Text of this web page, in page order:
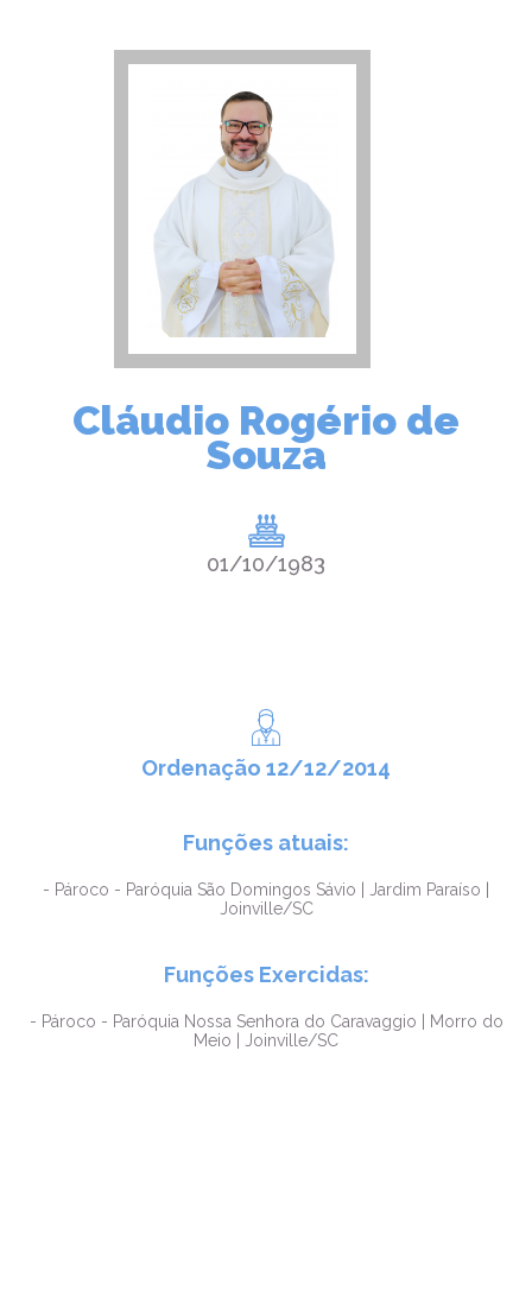
Cláudio Rogério de
Souza
01/10/1983
Ordenação 12/12/2014
Funções atuais:
- Pároco - Paróquia São Domingos Sávio | Jardim Paraíso |
Joinville/SC
Funções Exercidas:
- Pároco - Paróquia Nossa Senhora do Caravaggio | Morro do
Meio | Joinville/SC